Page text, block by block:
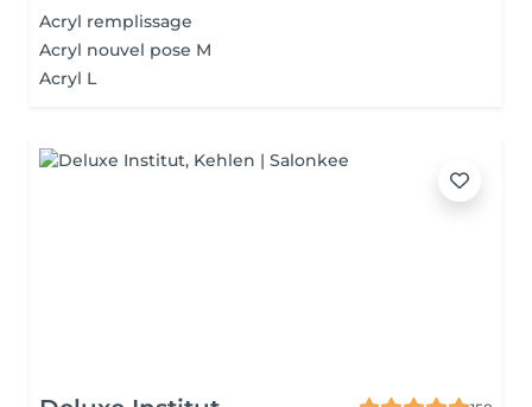
Acryl remplissage
Acryl nouvel pose M
Acryl L